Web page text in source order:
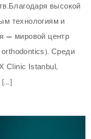
высокой
технологиям и
— мировой центр
Среди
Clinic Istanbul,
[…]